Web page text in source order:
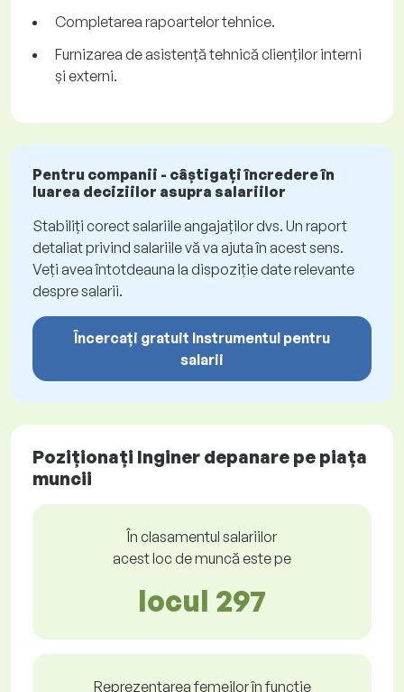
Completarea rapoartelor tehnice.
Furnizarea de asistență tehnică clienților interni
și externi.
Pentru companii - câștigați încredere în
luarea deciziilor asupra salariilor
Stabiliți corect salariile angajaților dvs. Un raport
detaliat privind salariile vă va ajuta în acest sens.
Veți avea întotdeauna la dispoziție date relevante
despre salarii.
Încercați gratuit Instrumentul pentru
salarii
Poziționați Inginer depanare pe piața
muncii
În clasamentul salariilor
acest loc de muncă este pe
locul 297
Reprezentarea femeilor în funcție